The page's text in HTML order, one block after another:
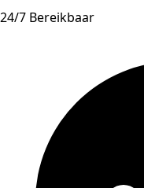
24/7 Bereikbaar